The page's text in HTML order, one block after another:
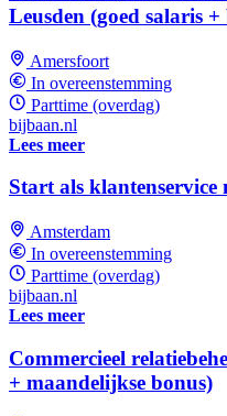
Leusden (goed salaris +
Amersfoort
In overeenstemming
Parttime (overdag)
bijbaan.nl
Lees meer
Start als
Amsterdam
In overeenstemming
Parttime (overdag)
bijbaan.nl
Lees meer
Commercieel
+ maandelijkse bonus)